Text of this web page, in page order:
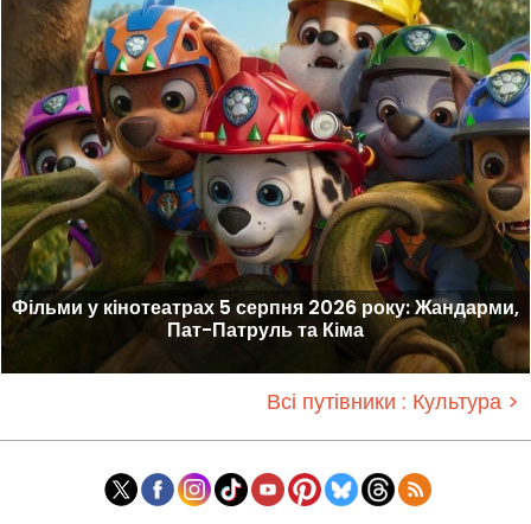
Фільми у кінотеатрах 5 серпня 2026 року: Жандарми,
Пат-Патруль та Кіма
Всі путівники : Культура >